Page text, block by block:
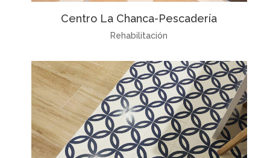
Centro La Chanca-Pescadería
Rehabilitación